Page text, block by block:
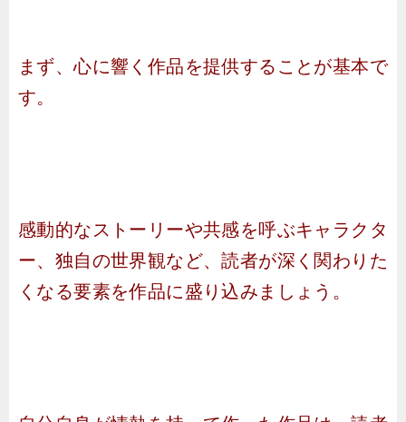
まず、心に響く作品を提供することが基本で
す。
感動的なストーリーや共感を呼ぶキャラクタ
ー、独自の世界観など、読者が深く関わりた
くなる要素を作品に盛り込みましょう。